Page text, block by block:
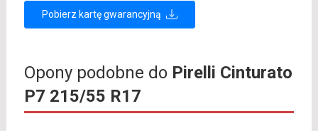
Pobierz kartę gwarancyjną
Opony podobne do Pirelli Cinturato
P7 215/55 R17